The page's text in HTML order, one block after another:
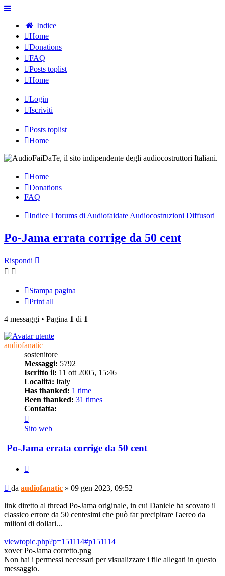
Indice
Home
Donations
FAQ
Posts toplist
Home
Login
Iscriviti
Posts toplist
Home
Home
Donations
FAQ
Indice I forums di Audiofaidate Audiocostruzioni Diffusori
Po-Jama errata corrige da 50 cent
Rispondi
Stampa pagina
Print all
4 messaggi • Pagina 1 di 1
audiofanatic
sostenitore
Messaggi: 5792
Iscritto il: 11 ott 2005, 15:46
Località: Italy
Has thanked: 1 time
Been thanked: 31 times
Contatta:
audiofanatic
Sito web
Po-Jama errata corrige da 50 cent
Messaggio
da audiofanatic » 09 gen 2023, 09:52
link diretto al thread Po-Jama originale, in cui Daniele ha scovato il
classico errore da 50 centesimi che può far precipitare l'aereo da
milioni di dollari...
viewtopic.php?p=151114#p151114
xover Po-Jama corretto.png
Non hai i permessi necessari per visualizzare i file allegati in questo
messaggio.